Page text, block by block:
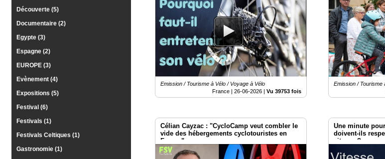
Découverte (5)
Documentaire (2)
Egypte (3)
Espagne (2)
EUROPE (3)
Evènement (4)
Expositions (5)
Festival (6)
Festivals (1)
Festivals Celtiques (1)
Gastronomie (1)
Emission / Tourisme à Vélo / Voyage à Vélo
France |26-06-2026 |Vu 39753 fois
Emission / Tourisme
Célian Cayzac : "CycloCamp veut combler le
vide des hébergements cyclotouristes en
France"
Une minute
doivent-ils
vitesse ?